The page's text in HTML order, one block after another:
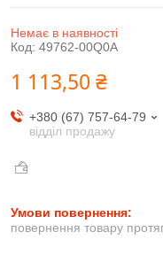
Немає в наявності
Код: 49762-00Q0A
1 113,50 ₴
+380 (67) 757-64-79
відділ продажу
повернення товару